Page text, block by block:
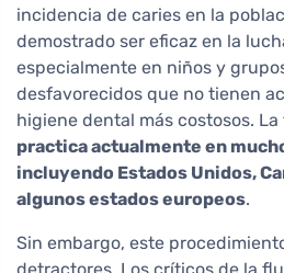
incidencia de caries en la
demostrado ser eficaz en la
especialmente en niños y
desfavorecidos que no tienen
higiene dental más costosos.
practica actualmente en
incluyendo Estados Unidos,
algunos estados europeos.
Sin embargo, este